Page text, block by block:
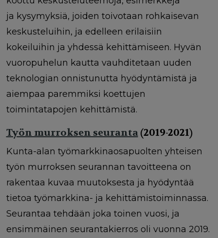
ja kysymyksiä, joiden toivotaan rohkaisevan
keskusteluihin, ja edelleen erilaisiin
kokeiluihin ja yhdessä kehittämiseen. Hyvän
vuoropuhelun kautta vauhditetaan uuden
teknologian onnistunutta hyödyntämistä ja
aiempaa paremmiksi koettujen
toimintatapojen kehittämistä.
Työn murroksen seuranta (2019-2021)
Kunta-alan työmarkkinaosapuolten yhteisen
työn murroksen seurannan tavoitteena on
rakentaa kuvaa muutoksesta ja hyödyntää
tietoa työmarkkina- ja kehittämistoiminnassa.
Seurantaa tehdään joka toinen vuosi, ja
ensimmäinen seurantakierros oli vuonna 2019.